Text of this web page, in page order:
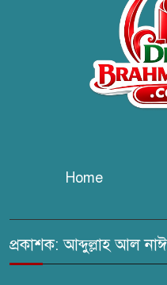
Home
প্রকাশক: আব্দুল্লাহ আল